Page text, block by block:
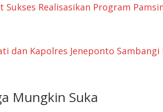
Sukses Realisasikan Program
dan Kapolres Jeneponto Sambangi
Mungkin Suka